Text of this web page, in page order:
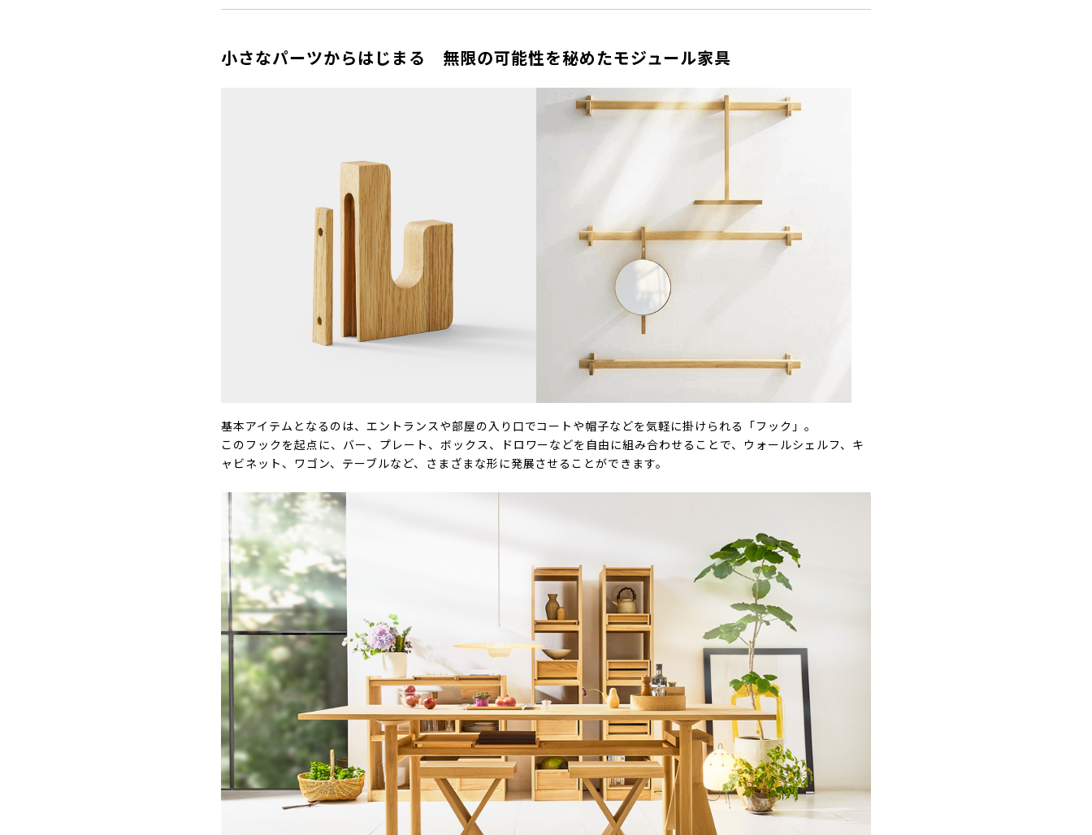
小さなパーツからはじまる 無限の可能性を秘めたモジュール家具
基本アイテムとなるのは、エントランスや部屋の入り口でコートや帽子などを気軽に掛けられる「フック」。
このフックを起点に、バー、プレート、ボックス、ドロワーなどを自由に組み合わせることで、ウォールシェルフ、キ
ャビネット、ワゴン、テーブルなど、さまざまな形に発展させることができます。